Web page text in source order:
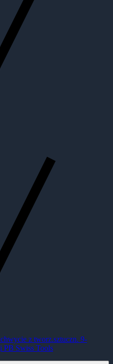
z tworz.sztuczn. 9-
PB Swiss Tools